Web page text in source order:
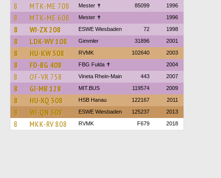
8 MTK-ME 708 Mester ✝ 85099 1996
8 MTK-ME 608 Mester ✝ 1996
8 WI-ZX 208 ESWE Wiesbaden 72 1998
8 LDK-WV 108 Gimmler 31896 2001
8 HU-KW 508 RVMK 102640 2003
8 FD-BG 408 FBG Fulda ✝ 2004
8 OF-VR 758 Vineta Rhein-Main 443 2007
8 GI-MB 128 MIT.BUS 119574 2009
8 HU-XQ 308 HSB Hanau 122167 2011
8 WI-QN 308 ESWE Wiesbaden 125237 2013
8 MKK-RV 808 RVMK F679 2018